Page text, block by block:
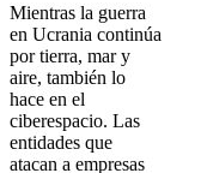
Mientras la guerra
en Ucrania continúa
por tierra, mar y
aire, también lo
hace en el
ciberespacio. Las
entidades que
atacan a empresas